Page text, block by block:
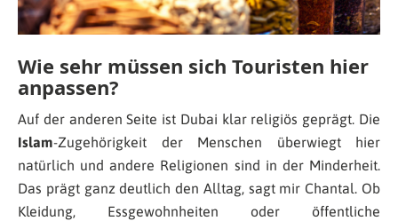
Wie sehr müssen sich Touristen hier
anpassen?
Auf der anderen Seite ist Dubai klar religiös geprägt. Die
Islam-Zugehörigkeit der Menschen überwiegt hier
natürlich und andere Religionen sind in der Minderheit.
Das prägt ganz deutlich den Alltag, sagt mir Chantal. Ob
Kleidung, Essgewohnheiten oder öffentliche